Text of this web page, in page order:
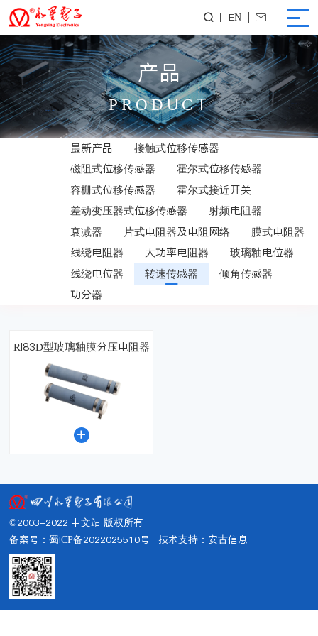
 EN 
产品
PRODUCT
最新产品
接触式位移传感器
磁阻式位移传感器
霍尔式位移传感器
容栅式位移传感器
霍尔式接近开关
差动变压器式位移传感器
射频电阻器
衰减器
片式电阻器及电阻网络
膜式电阻器
线绕电阻器
大功率电阻器
玻璃釉电位器
线绕电位器
转速传感器
倾角传感器
功分器
RI83D型玻璃釉膜分压电阻器

©2003-2022 中文站 版权所有
备案号：蜀ICP备2022025510号 技术支持： 安古信息